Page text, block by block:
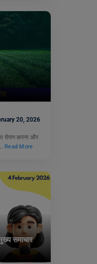
20, 2026
रोपण करना और
Read More
समाचार